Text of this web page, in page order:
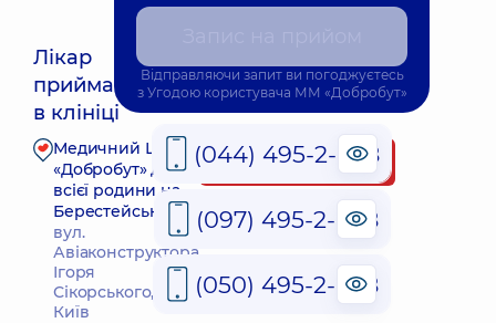
Лікар
приймає
в клініці
Найближчий час прийому: Завтра о 13:30
Медичний Центр
«Добробут» для
всієї родини на
Берестейській
вул.
Авіаконструктора
Ігоря
Сікорського, 1, м.
Київ
Запис до лікаря
Відправляючи запит ви погоджуєтесь
з Угодою користувача ММ «Добробут»
(044) 495-2-888
(097) 495-2-888
(050) 495-2-888